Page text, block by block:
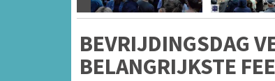
BEVRIJDINGSDAG
BELANGRIJKSTE